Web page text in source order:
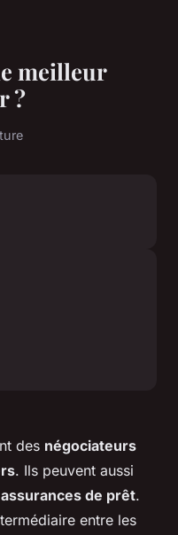
meilleur
?
des négociateurs
. Ils peuvent aussi
de prêt.
entre les